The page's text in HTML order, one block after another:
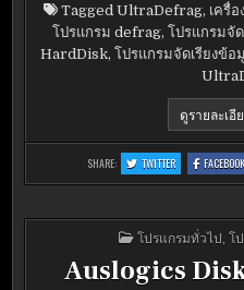
Tagged UltraDefrag, เครื่
โปรแกรม defrag, โปรแกรมจั
HardDisk, โปรแกรมจัดเรียงข้อ
ดูรายละเอี
SHARE: TWITTER:
ULTRADEFRAG
6.1.0
FACEBOOK:
POSTED
IN
โปรแกรมทั่วไป โ
Auslogics